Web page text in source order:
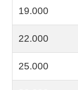
19.000
22.000
25.000